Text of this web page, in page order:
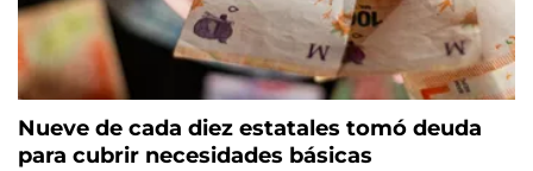
Nueve de cada diez estatales tomó deuda
para cubrir necesidades básicas